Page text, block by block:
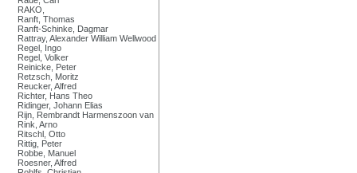
RAKO,
Ranft, Thomas
Ranft-Schinke, Dagmar
Rattray, Alexander William Wellwood
Regel, Ingo
Regel, Volker
Reinicke, Peter
Retzsch, Moritz
Reucker, Alfred
Richter, Hans Theo
Ridinger, Johann Elias
Rijn, Rembrandt Harmenszoon van
Rink, Arno
Ritschl, Otto
Rittig, Peter
Robbe, Manuel
Roesner, Alfred